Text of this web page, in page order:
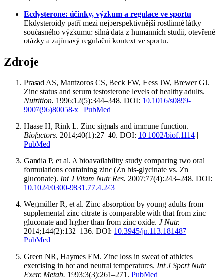
Ecdysterone: účinky, výzkum a regulace ve sportu —
Ekdysteroidy patří mezi nejperspektivnější rostlinné látky
současného výzkumu: silná data z humánních studií, otevřené
otázky a zajímavý regulační kontext ve sportu.
Zdroje
Prasad AS, Mantzoros CS, Beck FW, Hess JW, Brewer GJ.
Zinc status and serum testosterone levels of healthy adults.
Nutrition. 1996;12(5):344–348. DOI: 10.1016/s0899-
9007(96)80058-x | PubMed
Haase H, Rink L. Zinc signals and immune function.
Biofactors. 2014;40(1):27–40. DOI: 10.1002/biof.1114 |
PubMed
Gandia P, et al. A bioavailability study comparing two oral
formulations containing zinc (Zn bis-glycinate vs. Zn
gluconate). Int J Vitam Nutr Res. 2007;77(4):243–248. DOI:
10.1024/0300-9831.77.4.243
Wegmüller R, et al. Zinc absorption by young adults from
supplemental zinc citrate is comparable with that from zinc
gluconate and higher than from zinc oxide. J Nutr.
2014;144(2):132–136. DOI: 10.3945/jn.113.181487 |
PubMed
Green NR, Haymes EM. Zinc loss in sweat of athletes
exercising in hot and neutral temperatures. Int J Sport Nutr
Exerc Metab. 1993;3(3):261–271. PubMed